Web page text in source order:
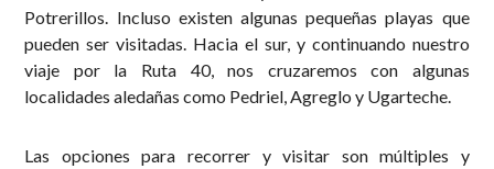
Potrerillos. Incluso existen algunas pequeñas playas que
pueden ser visitadas. Hacia el sur, y continuando nuestro
viaje por la Ruta 40, nos cruzaremos con algunas
localidades aledañas como Pedriel, Agreglo y Ugarteche.
Las opciones para recorrer y visitar son múltiples y